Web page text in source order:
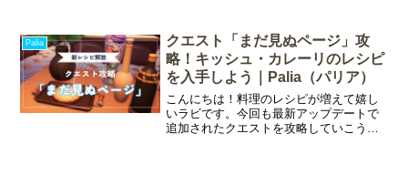
の記事では４つ目の季節のクエストの攻
略情報をお伝えしていき
Palia
クエスト「まだ見ぬページ」攻
略！キッシュ・カレーリのレシピ
を入手しよう｜Palia（パリア）
こんにちは！料理のレシピが増えて嬉し
いラビです。今回も最新アップデートで
追加されたクエストを攻略していこうと